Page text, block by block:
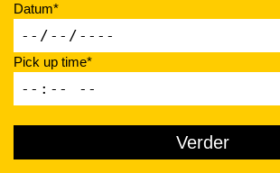
Datum*
Pick up time*